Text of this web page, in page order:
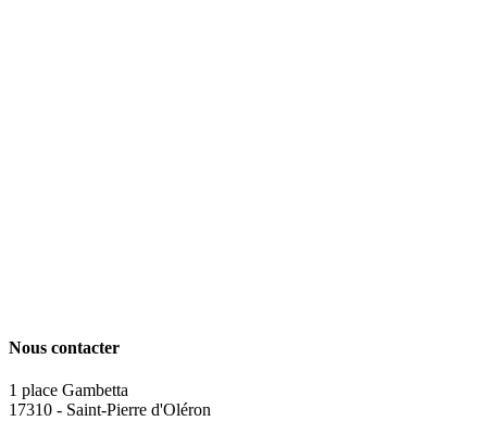
Nous contacter
1 place Gambetta
17310 - Saint-Pierre d'Oléron